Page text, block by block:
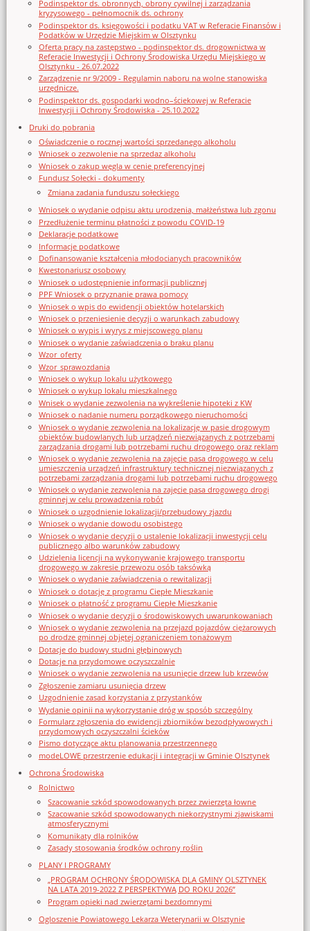
Podinspektor ds. obronnych, obrony cywilnej i zarządzania
kryzysowego - pełnomocnik ds. ochrony
Podinspektor ds. księgowości i podatku VAT w Referacie Finansów i
Podatków w Urzędzie Miejskim w Olsztynku
Oferta pracy na zastępstwo - podinspektor ds. drogownictwa w
Referacie Inwestycji i Ochrony Środowiska Urzędu Miejskiego w
Olsztynku - 26.07.2022
Zarządzenie nr 9/2009 - Regulamin naboru na wolne stanowiska
urzędnicze.
Podinspektor ds. gospodarki wodno–ściekowej w Referacie
Inwestycji i Ochrony Środowiska - 25.10.2022
Druki do pobrania
Oświadczenie o rocznej wartości sprzedanego alkoholu
Wniosek o zezwolenie na sprzedaz alkoholu
Wniosek o zakup węgla w cenie preferencyjnej
Fundusz Sołecki - dokumenty
Zmiana zadania funduszu sołeckiego
Wniosek o wydanie odpisu aktu urodzenia, małżeństwa lub zgonu
Przedłużenie terminu płatności z powodu COVID-19
Deklaracje podatkowe
Informacje podatkowe
Dofinansowanie kształcenia młodocianych pracowników
Kwestonariusz osobowy
Wniosek o udostępnienie informacji publicznej
PPF Wniosek o przyznanie prawa pomocy
Wniosek o wpis do ewidencji obiektów hotelarskich
Wniosek o przeniesienie decyzji o warunkach zabudowy
Wniosek o wypis i wyrys z miejscowego planu
Wniosek o wydanie zaświadczenia o braku planu
Wzor_oferty
Wzor_sprawozdania
Wniosek o wykup lokalu użytkowego
Wniosek o wykup lokalu mieszkalnego
Wnisek o wydanie zezwolenia na wykreślenie hipoteki z KW
Wniosek o nadanie numeru porządkowego nieruchomości
Wniosek o wydanie zezwolenia na lokalizację w pasie drogowym
obiektów budowlanych lub urządzeń niezwiązanych z potrzebami
zarządzania drogami lub potrzebami ruchu drogowego oraz reklam
Wniosek o wydanie zezwolenia na zajęcie pasa drogowego w celu
umieszczenia urządzeń infrastruktury technicznej niezwiązanych z
potrzebami zarządzania drogami lub potrzebami ruchu drogowego
Wniosek o wydanie zezwolenia na zajęcie pasa drogowego drogi
gminnej w celu prowadzenia robót
Wniosek o uzgodnienie lokalizacji/przebudowy zjazdu
Wniosek o wydanie dowodu osobistego
Wniosek o wydanie decyzji o ustalenie lokalizacji inwestycji celu
publicznego albo warunków zabudowy
Udzielenia licencji na wykonywanie krajowego transportu
drogowego w zakresie przewozu osób taksówką
Wniosek o wydanie zaświadczenia o rewitalizacji
Wniosek o dotację z programu Ciepłe Mieszkanie
Wniosek o płatność z programu Ciepłe Mieszkanie
Wniosek o wydanie decyzji o środowiskowych uwarunkowaniach
Wniosek o wydanie zezwolenia na przejazd pojazdów ciężarowych
po drodze gminnej objętej ograniczeniem tonażowym
Dotacje do budowy studni głębinowych
Dotacje na przydomowe oczyszczalnie
Wniosek o wydanie zezwolenia na usunięcie drzew lub krzewów
Zgłoszenie zamiaru usunięcia drzew
Uzgodnienie zasad korzystania z przystanków
Wydanie opinii na wykorzystanie dróg w sposób szczególny
Formularz zgłoszenia do ewidencji zbiorników bezodpływowych i
przydomowych oczyszczalni ścieków
Pismo dotyczące aktu planowania przestrzennego
modeLOWE przestrzenie edukacji i integracji w Gminie Olsztynek
Ochrona Środowiska
Rolnictwo
Szacowanie szkód spowodowanych przez zwierzęta łowne
Szacowanie szkód spowodowanych niekorzystnymi zjawiskami
atmosferycznymi
Komunikaty dla rolników
Zasady stosowania środków ochrony roślin
PLANY I PROGRAMY
„PROGRAM OCHRONY ŚRODOWISKA DLA GMINY OLSZTYNEK
NA LATA 2019-2022 Z PERSPEKTYWĄ DO ROKU 2026”
Program opieki nad zwierzętami bezdomnymi
Ogloszenie Powiatowego Lekarza Weterynarii w Olsztynie